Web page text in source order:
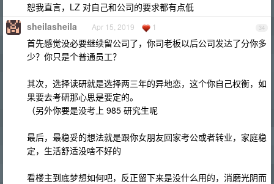
恕我直言，LZ 对自己和公司的要求都有点低
34
sheilasheila Apr 15, 2019 1
首先感觉没必要继续留公司了，你司老板以后公司发达了分你多
少？你只是个普通员工？
其次，选择读研就是选择两三年的异地恋，这个你自己权衡，如
果要去考研那心思是要定的。
（另外你要是没考上 985 研究生呢
最后，最稳妥的想法就是跟你女朋友回家考公或者转业，家庭稳
定，生活舒适没啥不好的
看楼主到底梦想如何吧，反正留下来是没什么用的，消磨光阴而